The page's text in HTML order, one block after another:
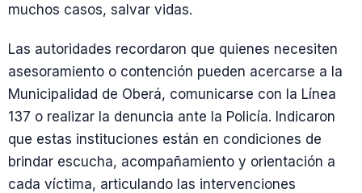
muchos casos, salvar vidas.
Las autoridades recordaron que quienes necesiten
asesoramiento o contención pueden acercarse a la
Municipalidad de Oberá, comunicarse con la Línea
137 o realizar la denuncia ante la Policía. Indicaron
que estas instituciones están en condiciones de
brindar escucha, acompañamiento y orientación a
cada víctima, articulando las intervenciones